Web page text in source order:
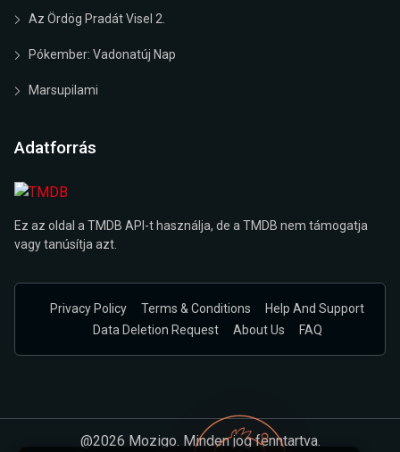
Az Ördög Pradát Visel 2.
Pókember: Vadonatúj Nap
Marsupilami
Adatforrás
Ez az oldal a TMDB API-t használja, de a TMDB nem támogatja
vagy tanúsítja azt.
Privacy Policy Terms & Conditions
Help And Support
Data Deletion Request
About Us FAQ
@2026 Mozigo. Minden jog fenntartva.